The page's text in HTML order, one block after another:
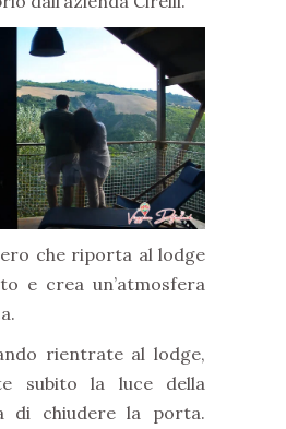
che riporta al lodge
e crea un’atmosfera
rientrate al lodge,
subito la luce della
di chiudere la porta.